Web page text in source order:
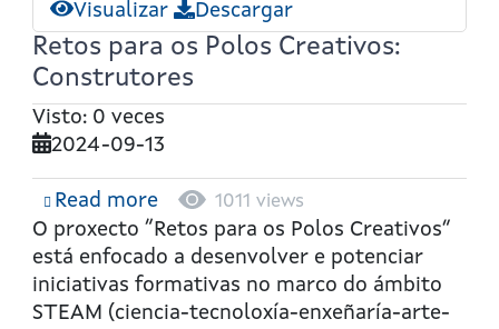
Visualizar Descargar
Retos para os Polos Creativos:
Construtores
Visto: 0 veces
2024-09-13
Read moreabout
Retos
para
os
Polos
1011 views
O proxecto “Retos para os Polos Creativos”
está enfocado a desenvolver e potenciar
iniciativas formativas no marco do ámbito
STEAM (ciencia-tecnoloxía-enxeñaría-arte-